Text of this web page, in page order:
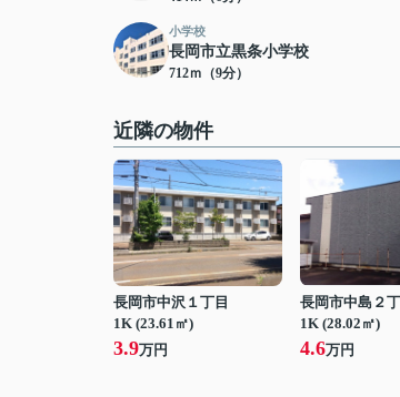
小学校
長岡市立黒条小学校
712ｍ（9分）
近隣の物件
長岡市中沢１丁目
1K (23.61㎡)
3.9万円
長岡市中島２
1K (28.02㎡)
4.6万円